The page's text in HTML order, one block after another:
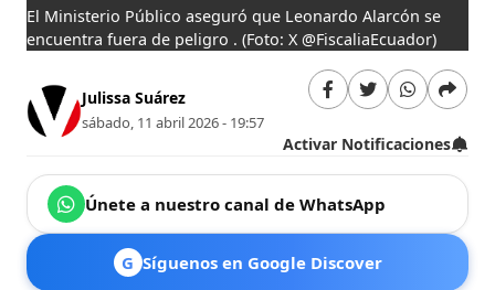
El Ministerio Público aseguró que Leonardo Alarcón se
encuentra fuera de peligro ​​​​​​. (Foto: X @FiscaliaEcuador)
Julissa Suárez
sábado, 11 abril 2026 - 19:57
Activar Notificaciones
Únete a nuestro canal de WhatsApp
G Síguenos en Google Discover